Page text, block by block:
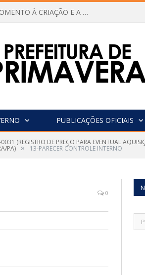
CHAMAMENTO PÚBLICO Nº 01/2026 – FOMENTO À CRIAÇÃO E A CIRCULAÇÃO DE PRODUÇÕES CULTURAIS – Aldir Blanc
PUBLICAÇÕES OFICIAIS
(REGISTRO DE PREÇO PARA EVENTUAL
PA) » 13-PARECER CONTROLE INTERNO
0